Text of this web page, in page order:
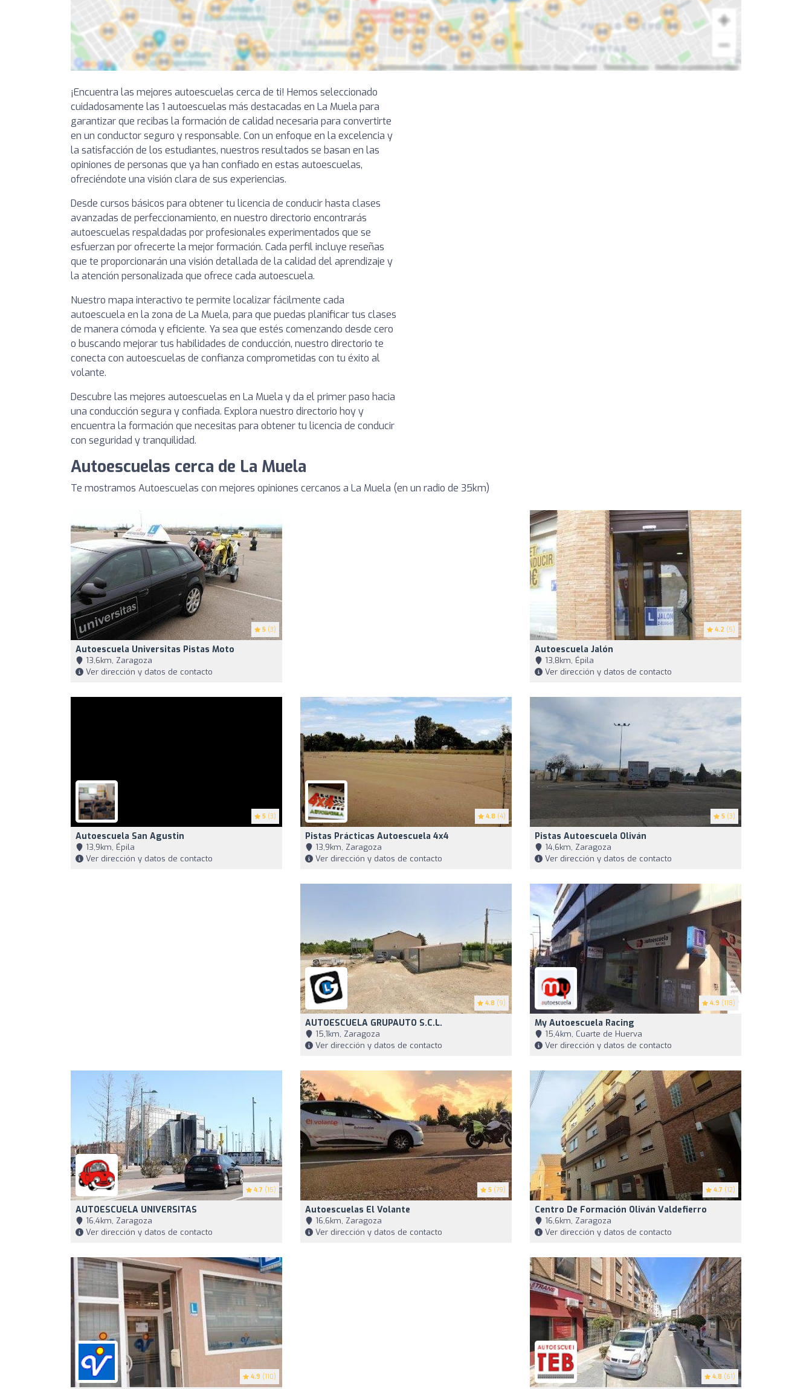
¡Encuentra las mejores autoescuelas cerca de ti! Hemos seleccionado
cuidadosamente las 1 autoescuelas más destacadas en La Muela para
garantizar que recibas la formación de calidad necesaria para convertirte
en un conductor seguro y responsable. Con un enfoque en la excelencia y
la satisfacción de los estudiantes, nuestros resultados se basan en las
opiniones de personas que ya han confiado en estas autoescuelas,
ofreciéndote una visión clara de sus experiencias.
Desde cursos básicos para obtener tu licencia de conducir hasta clases
avanzadas de perfeccionamiento, en nuestro directorio encontrarás
autoescuelas respaldadas por profesionales experimentados que se
esfuerzan por ofrecerte la mejor formación. Cada perfil incluye reseñas
que te proporcionarán una visión detallada de la calidad del aprendizaje y
la atención personalizada que ofrece cada autoescuela.
Nuestro mapa interactivo te permite localizar fácilmente cada
autoescuela en la zona de La Muela, para que puedas planificar tus clases
de manera cómoda y eficiente. Ya sea que estés comenzando desde cero
o buscando mejorar tus habilidades de conducción, nuestro directorio te
conecta con autoescuelas de confianza comprometidas con tu éxito al
volante.
Descubre las mejores autoescuelas en La Muela y da el primer paso hacia
una conducción segura y confiada. Explora nuestro directorio hoy y
encuentra la formación que necesitas para obtener tu licencia de conducir
con seguridad y tranquilidad.
Autoescuelas cerca de La Muela
Te mostramos Autoescuelas con mejores opiniones cercanos a La Muela (en un radio de 35km)
5 (3)
Autoescuela Universitas Pistas Moto
13,6km, Zaragoza
Ver dirección y datos de contacto
4.2 (5)
Autoescuela Jalón
13,8km, Épila
Ver dirección y datos de contacto
5 (3)
Autoescuela San Agustin
13,9km, Épila
Ver dirección y datos de contacto
4.8 (4)
Pistas Prácticas Autoescuela 4x4
13,9km, Zaragoza
Ver dirección y datos de contacto
5 (3)
Pistas Autoescuela Oliván
14,6km, Zaragoza
Ver dirección y datos de contacto
4.8 (9)
AUTOESCUELA GRUPAUTO S.C.L.
15,1km, Zaragoza
Ver dirección y datos de contacto
4.9 (118)
My Autoescuela Racing
15,4km, Cuarte de Huerva
Ver dirección y datos de contacto
4.7 (15)
AUTOESCUELA UNIVERSITAS
16,4km, Zaragoza
Ver dirección y datos de contacto
5 (79)
Autoescuelas El Volante
16,6km, Zaragoza
Ver dirección y datos de contacto
4.7 (12)
Centro De Formación Oliván Valdefierro
16,6km, Zaragoza
Ver dirección y datos de contacto
4.9 (110) 4.8 (61)